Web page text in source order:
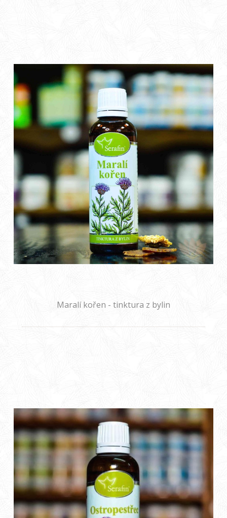
Maralí kořen - tinktura z bylin